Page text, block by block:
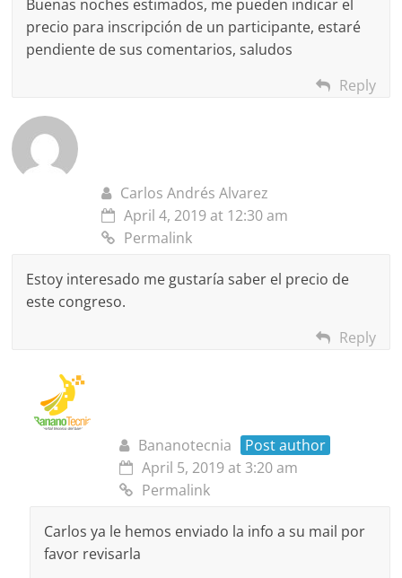
Buenas noches estimados, me pueden indicar el
precio para inscripción de un participante, estaré
pendiente de sus comentarios, saludos
Reply
Carlos Andrés Alvarez
April 4, 2019 at 12:30 am
Permalink
Estoy interesado me gustaría saber el precio de
este congreso.
Reply
Bananotecnia
Post author
April 5, 2019 at 3:20 am
Permalink
Carlos ya le hemos enviado la info a su mail por
favor revisarla